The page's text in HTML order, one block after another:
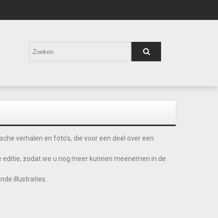
verhalen en foto's, die voor een deel over een
zodat we u nog meer kunnen meenemen in de
illustraties.